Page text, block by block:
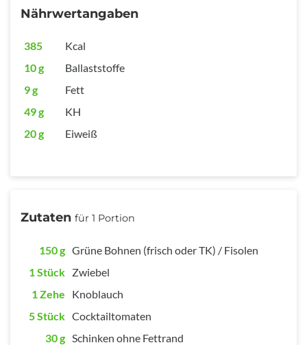
Nährwertangaben
385
Kcal
10 g
Ballaststoffe
9 g
Fett
49 g
KH
20 g
Eiweiß
Zutaten für 1 Portion
150 g Grüne Bohnen (frisch oder TK) / Fisolen
1 Stück Zwiebel
1 Zehe
Knoblauch
5 Stück Cocktailtomaten
30 g Schinken ohne Fettrand